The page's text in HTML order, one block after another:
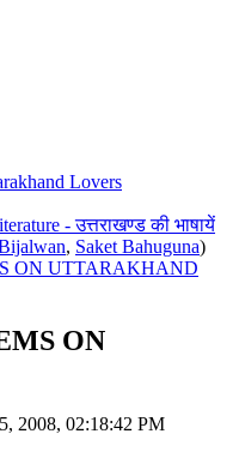
Lovers
- उत्तराखण्ड की भाषायें
, Saket Bahuguna)
ON UTTARAKHAND
ON
2008, 02:18:42 PM